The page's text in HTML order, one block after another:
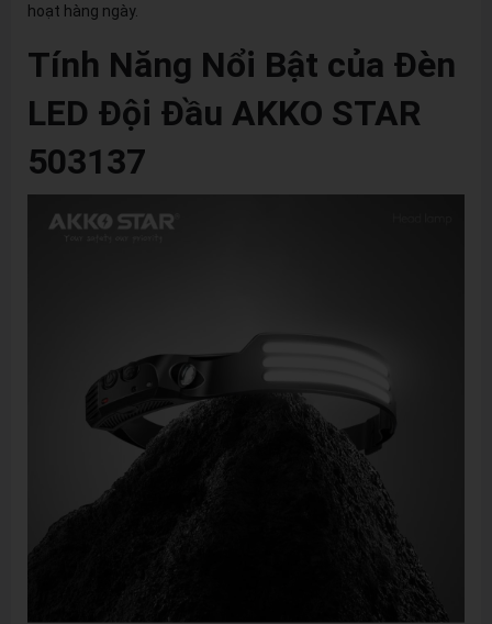
hoạt hàng ngày.
Tính Năng Nổi Bật của Đèn
LED Đội Đầu AKKO STAR
503137